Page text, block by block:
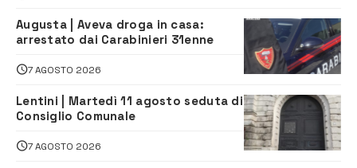
Augusta | Aveva droga in casa:
arrestato dai Carabinieri 31enne
7 AGOSTO 2026
Lentini | Martedì 11 agosto seduta di
Consiglio Comunale
7 AGOSTO 2026